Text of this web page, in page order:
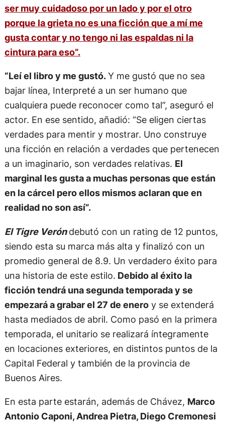
ser muy cuidadoso por un lado y por el otro
porque la grieta no es una ficción que a mí me
gusta contar y no tengo ni las espaldas ni la
cintura para eso”.
“Leí el libro y me gustó.Y me gustó que no sea
bajar línea, Interpreté a un ser humano que
cualquiera puede reconocer como tal”, aseguró el
actor. En ese sentido, añadió: “Se eligen ciertas
verdades para mentir y mostrar. Uno construye
una ficción en relación a verdades que pertenecen
a un imaginario, son verdades relativas. El
marginal les gusta a muchas personas que están
en la cárcel pero ellos mismos aclaran que en
realidad no son así”.
El Tigre Veróndebutó con un rating de 12 puntos,
siendo esta su marca más alta y finalizó con un
promedio general de 8.9. Un verdadero éxito para
una historia de este estilo. Debido al éxito la
ficción tendrá una segunda temporada y se
empezará a grabar el 27 de eneroy se extenderá
hasta mediados de abril. Como pasó en la primera
temporada, el unitario se realizará íntegramente
en locaciones exteriores, en distintos puntos de la
Capital Federal y también de la provincia de
Buenos Aires.
En esta parte estarán, además de Chávez, Marco
Antonio Caponi, Andrea Pietra, Diego Cremonesi